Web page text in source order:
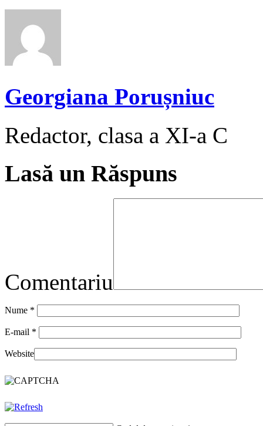
Georgiana Porușniuc
Redactor, clasa a XI-a C
Lasă un Răspuns
Comentariu
Nume *
E-mail *
Website